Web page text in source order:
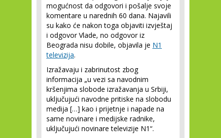
mogućnost da odgovori i pošalje svoje
komentare u narednih 60 dana. Najavili
su kako će nakon toga objaviti izvještaj
i odgovor Vlade, no odgovor iz
Beograda nisu dobile, objavila je N1
televizija.
Izražavaju i zabrinutost zbog
informacija „u vezi sa navodnim
kršenjima slobode izražavanja u Srbiji,
uključujući navodne pritiske na slobodu
medija […] kao i prijetnje i napade na
same novinare i medijske radnike,
uključujući novinare televizije N1“.